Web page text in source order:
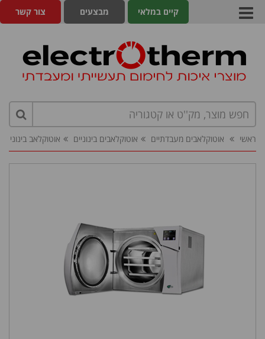
צור קשר מבצעים קיים במלאי
ראשי אוטוקלאבים מעבדתיים אוטוקלאבים בינוניים אוטוקלאב בינוני